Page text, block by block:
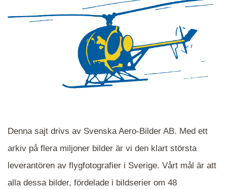
Denna sajt drivs av Svenska Aero-Bilder AB. Med ett
arkiv på flera miljoner bilder är vi den klart största
leverantören av flygfotografier i Sverige. Vårt mål är att
alla dessa bilder, fördelade i bildserier om 48